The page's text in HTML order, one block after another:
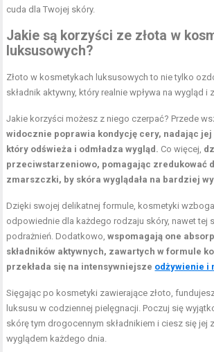
cuda dla Twojej skóry.
Jakie są korzyści ze złota w
luksusowych?
Złoto w kosmetykach luksusowych to nie tylko
składnik aktywny, który realnie wpływa na wygląd i
Jakie korzyści możesz z niego czerpać? Przede
widocznie poprawia kondycję cery, nadając
który odświeża i odmładza wygląd. Co więcej,
przeciwstarzeniowo, pomagając zredukować
zmarszczki, by skóra wyglądała na bardziej
Dzięki swojej delikatnej formule, kosmetyki
odpowiednie dla każdego rodzaju skóry, nawet tej
podrażnień. Dodatkowo,wspomagają one
składników aktywnych, zawartych w formule
przekłada się na intensywniejsze odżywienie i
Sięgając po kosmetyki zawierające złoto,
luksusu w codziennej pielęgnacji. Poczuj się
skórę tym drogocennym składnikiem i ciesz się jej
wyglądem każdego dnia.